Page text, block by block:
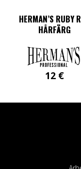
HERMAN’S RUBY
HÅRFÄRG
12 €